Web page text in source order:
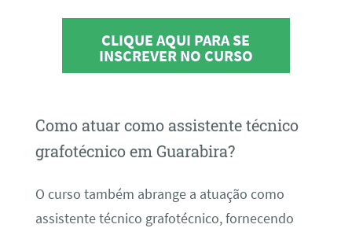
CLIQUE AQUI PARA SE
INSCREVER NO CURSO
Como atuar como assistente técnico
grafotécnico em Guarabira?
O curso também abrange a atuação como
assistente técnico grafotécnico, fornecendo